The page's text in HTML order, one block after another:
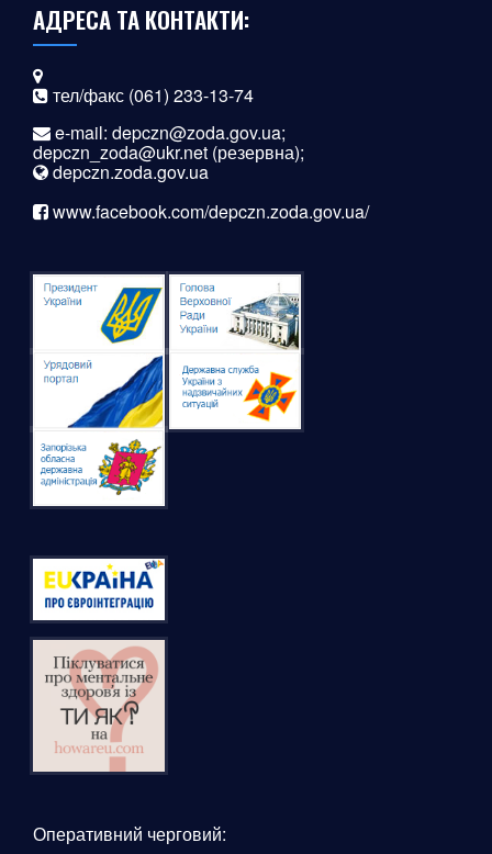
АДРЕСА ТА КОНТАКТИ:
тел/факс (061) 233-13-74
e-mail: depczn@zoda.gov.ua;
depczn_zoda@ukr.net (резервна);
depczn.zoda.gov.ua
www.facebook.com/depczn.zoda.gov.ua/
Оперативний черговий: